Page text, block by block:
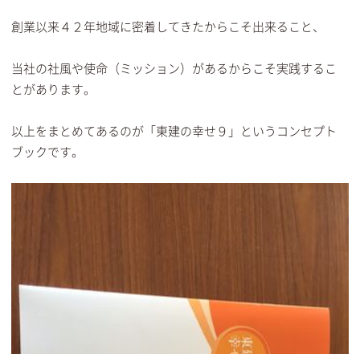
創業以来４２年地域に密着してきたからこそ出来ること、
当社の社風や使命（ミッション）があるからこそ実践するこ
とがあります。
以上をまとめてあるのが「東建の幸せ９」というコンセプト
ブックです。